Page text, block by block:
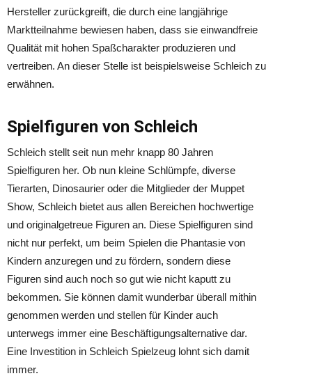
Hersteller zurückgreift, die durch eine langjährige
Marktteilnahme bewiesen haben, dass sie einwandfreie
Qualität mit hohen Spaßcharakter produzieren und
vertreiben. An dieser Stelle ist beispielsweise Schleich zu
erwähnen.
Spielfiguren von Schleich
Schleich stellt seit nun mehr knapp 80 Jahren
Spielfiguren her. Ob nun kleine Schlümpfe, diverse
Tierarten, Dinosaurier oder die Mitglieder der Muppet
Show, Schleich bietet aus allen Bereichen hochwertige
und originalgetreue Figuren an. Diese Spielfiguren sind
nicht nur perfekt, um beim Spielen die Phantasie von
Kindern anzuregen und zu fördern, sondern diese
Figuren sind auch noch so gut wie nicht kaputt zu
bekommen. Sie können damit wunderbar überall mithin
genommen werden und stellen für Kinder auch
unterwegs immer eine Beschäftigungsalternative dar.
Eine Investition in Schleich Spielzeug lohnt sich damit
immer.